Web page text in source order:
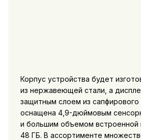
Корпус устройства будет
из нержавеющей стали, а
защитным слоем из
оснащена 4,9-дюймовым
и большим объемом
48 ГБ. В ассортименте